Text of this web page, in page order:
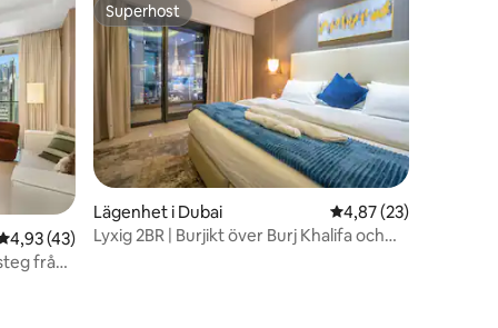
av 5 i genomsnittligt betyg, 43 omdömen
4,93 (43)
från
Superhost
Superhost
Lägenhet i Dubai 4,87 av 5 i
4,87 (23)
Lyxig 2BR | Burjikt över Burj Khalifa och